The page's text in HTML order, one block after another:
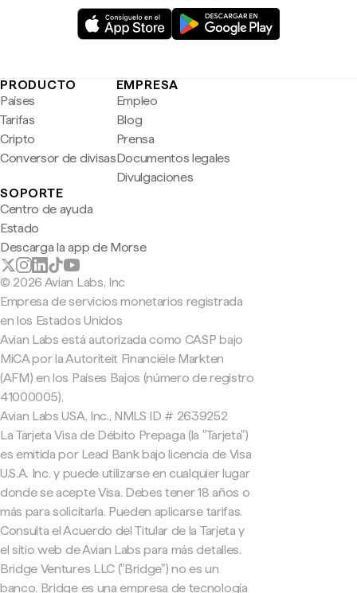
PRODUCTO
Países
Tarifas
Cripto
Conversor de divisas
EMPRESA
Empleo
Blog
Prensa
Documentos legales
Divulgaciones
SOPORTE
Centro de ayuda
Estado
Descarga la app de Morse
© 2026 Avian Labs, Inc
Empresa de servicios monetarios registrada
en los Estados Unidos
Avian Labs está autorizada como CASP bajo
MiCA por la Autoriteit Financiële Markten
(AFM) en los Países Bajos (número de registro
41000005).
Avian Labs USA, Inc., NMLS ID # 2639252
La Tarjeta Visa de Débito Prepaga (la "Tarjeta")
es emitida por Lead Bank bajo licencia de Visa
U.S.A. Inc. y puede utilizarse en cualquier lugar
donde se acepte Visa. Debes tener 18 años o
más para solicitarla. Pueden aplicarse tarifas.
Consulta el Acuerdo del Titular de la Tarjeta y
el sitio web de Avian Labs para más detalles.
Bridge Ventures LLC ("Bridge") no es un
banco. Bridge es una empresa de tecnología